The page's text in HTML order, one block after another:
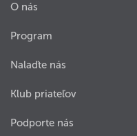
O nás
Program
Nalaďte nás
Klub priateľov
Podporte nás